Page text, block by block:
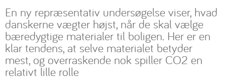
En ny repræsentativ undersøgelse viser, hvad
danskerne vægter højst, når de skal vælge
bæredygtige materialer til boligen. Her er en
klar tendens, at selve materialet betyder
mest, og overraskende nok spiller CO2 en
relativt lille rolle